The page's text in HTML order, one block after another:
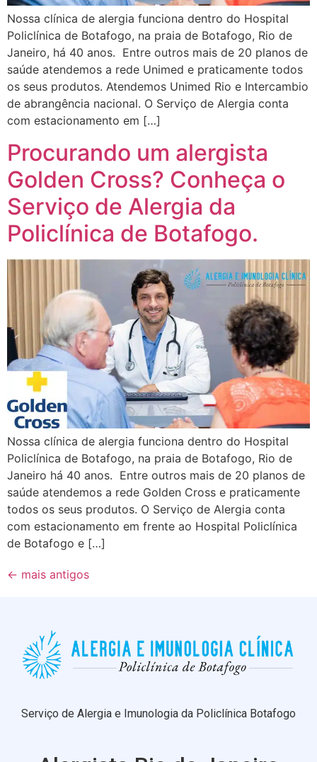
Nossa clínica de alergia funciona dentro do Hospital
Policlínica de Botafogo, na praia de Botafogo, Rio de
Janeiro, há 40 anos. Entre outros mais de 20 planos de
saúde atendemos a rede Unimed e praticamente todos
os seus produtos. Atendemos Unimed Rio e Intercambio
de abrangência nacional. O Serviço de Alergia conta
com estacionamento em […]
Procurando um alergista
Golden Cross? Conheça o
Serviço de Alergia da
Policlínica de Botafogo.
Nossa clínica de alergia funciona dentro do Hospital
Policlínica de Botafogo, na praia de Botafogo, Rio de
Janeiro há 40 anos. Entre outros mais de 20 planos de
saúde atendemos a rede Golden Cross e praticamente
todos os seus produtos. O Serviço de Alergia conta
com estacionamento em frente ao Hospital Policlínica
de Botafogo e […]
← mais antigos
Serviço de Alergia e Imunologia da Policlínica Botafogo